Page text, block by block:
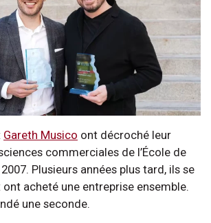
Gareth Musico ont décroché leur
commerciales de l’École de
Plusieurs années plus tard, ils se
acheté une entreprise ensemble.
une seconde.